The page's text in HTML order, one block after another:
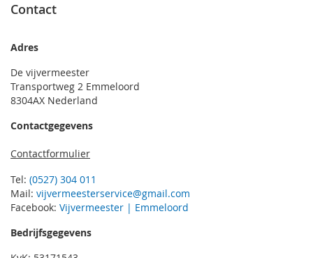
Contact
Adres
De vijvermeester
Transportweg 2 Emmeloord
8304AX Nederland
Contactgegevens
Contactformulier
Tel: (0527) 304 011
Mail: vijvermeesterservice@gmail.com
Facebook: Vijvermeester | Emmeloord
Bedrijfsgegevens